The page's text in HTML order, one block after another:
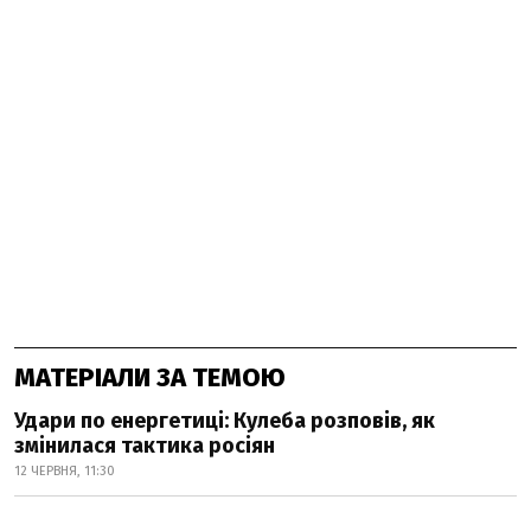
МАТЕРІАЛИ ЗА ТЕМОЮ
Удари по енергетиці: Кулеба розповів, як
змінилася тактика росіян
12 ЧЕРВНЯ, 11:30